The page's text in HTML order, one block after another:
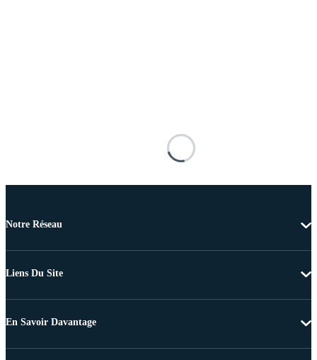
Notre Réseau
Liens Du Site
En Savoir Davantage